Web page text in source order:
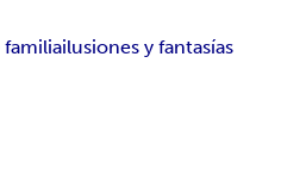
familiailusiones y fantasías